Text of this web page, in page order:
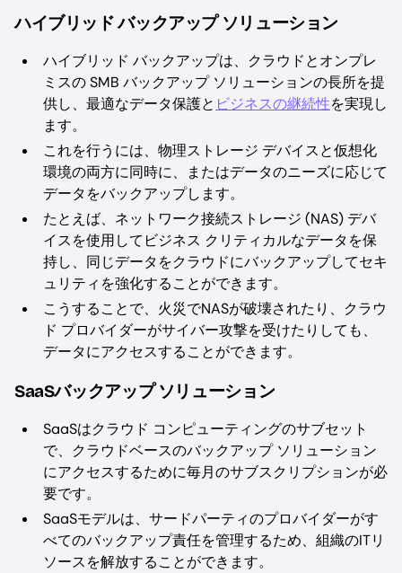
ハイブリッド バックアップ ソリューション
ハイブリッド バックアップは、クラウドとオンプレ
ミスの SMB バックアップ ソリューションの長所を提
供し、最適なデータ保護と ビジネスの継続性を実現し
ます。
これを行うには、物理ストレージ デバイスと仮想化
環境の両方に同時に、またはデータのニーズに応じて
データをバックアップします。
たとえば、ネットワーク接続ストレージ (NAS) デバ
イスを使用してビジネス クリティカルなデータを保
持し、同じデータをクラウドにバックアップしてセキ
ュリティを強化することができます。
こうすることで、火災でNASが破壊されたり、クラウ
ド プロバイダーがサイバー攻撃を受けたりしても、
データにアクセスすることができます。
SaaSバックアップ ソリューション
SaaSはクラウド コンピューティングのサブセット
で、クラウドベースのバックアップ ソリューション
にアクセスするために毎月のサブスクリプションが必
要です。
SaaSモデルは、サードパーティのプロバイダーがす
べてのバックアップ責任を管理するため、組織のITリ
ソースを解放することができます。